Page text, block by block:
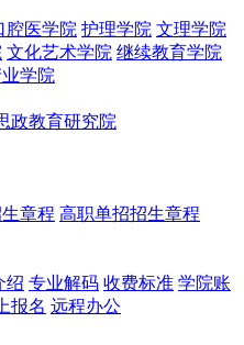
腔医学院 护理学院 文理学院
文化艺术学院 继续教育学院
学院
政教育研究院
章程 高职单招招生章程
绍 专业解码 收费标准 学院账
报名 远程办公